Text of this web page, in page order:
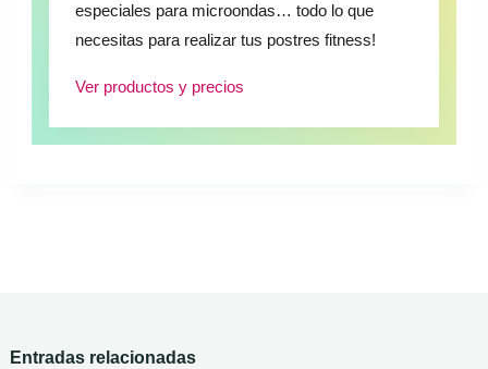
especiales para microondas… todo lo que
necesitas para realizar tus postres fitness!
Ver productos y precios
Entradas relacionadas